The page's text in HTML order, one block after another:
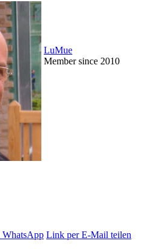
LuMue
Member since 2010
WhatsApp Link per E-Mail teilen